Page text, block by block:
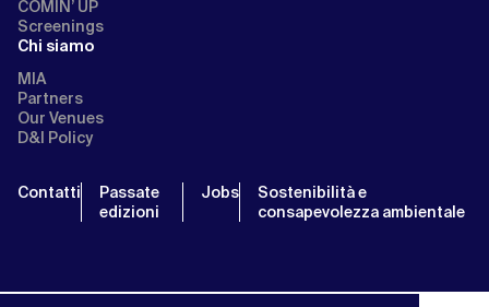
COMIN’ UP
Screenings
Chi siamo
MIA
Partners
Our Venues
D&I Policy
Contatti
Passate
edizioni
Jobs
Sostenibilità e
consapevolezza ambientale